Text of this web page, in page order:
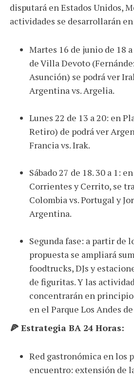
disputará en Estados Unidos,
actividades se desarrollarán
Martes 16 de junio de 18
de Villa Devoto
Asunción) se podrá ver
Argentina vs. Argelia.
Lunes 22 de 13 a 20: en
Retiro) de podrá ver
Francia vs. Irak.
Sábado 27 de 18. 30 a 1:
Corrientes y Cerrito, se
Colombia vs. Portugal y
Argentina.
Segunda fase: a partir de
propuesta se ampliará
foodtrucks, DJs y
de figuritas. Y las
concentrarán en
en el Parque Los Andes
🍕 Estrategia BA 24 Horas:
Red gastronómica en los
encuentro: extensión de